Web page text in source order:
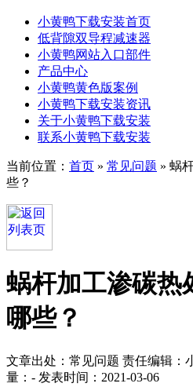
小黄鸭下载安装首页
低背隙双导程减速器
小黄鸭网站入口部件
产品中心
小黄鸭黄色版案例
小黄鸭下载安装资讯
关于小黄鸭下载安装
联系小黄鸭下载安装
当前位置： 首页 » 常见问题 » 蜗
些？
蜗杆加工渗碳热
哪些？
文章出处：常见问题 责任编辑：
量： - 发表时间：2021-03-06